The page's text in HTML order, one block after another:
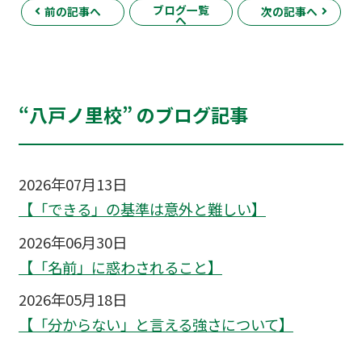
前の記事へ ブログ一覧
へ
次の記事へ
“八戸ノ里校” のブログ記事
2026年07月13日
【「できる」の基準は意外と難しい】
2026年06月30日
【「名前」に惑わされること】
2026年05月18日
【「分からない」と言える強さについて】